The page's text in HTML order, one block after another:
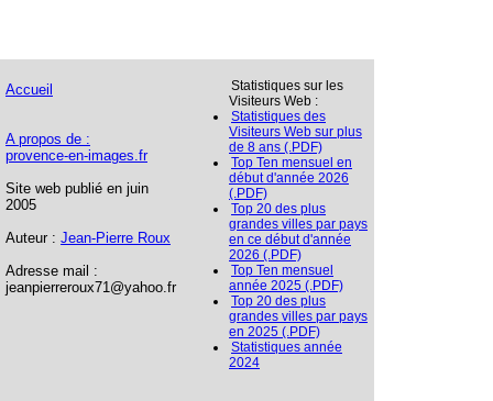
Accueil
A propos de :
provence-en-images.fr
Site web publié en juin
2005
Auteur : Jean-Pierre Roux
Adresse mail :
jeanpierreroux71@yahoo.fr
Statistiques sur les
Visiteurs Web :
Statistiques des
Visiteurs Web sur plus
de 8 ans (.PDF)
Top Ten mensuel en
début d'année 2026
(.PDF)
Top 20 des plus
grandes villes par pays
en ce début d'année
2026 (.PDF)
Top Ten mensuel
année 2025 (.PDF)
Top 20 des plus
grandes villes par pays
en 2025 (.PDF)
Statistiques année
2024